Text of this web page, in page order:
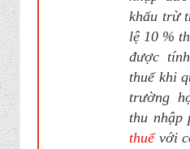
khấu trừ
lệ 10 %
được
thuế khi
trường
thu nhập
thuếvới